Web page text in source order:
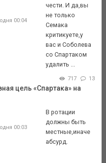
00:04
чести. И да,вы
не только
Семака
критикуете,у
вас и Соболева
со Спартаком
удалить ...
717 13
цель «Спартака» на
00:03
В ротации
должны быть
местные,иначе
абсурд.